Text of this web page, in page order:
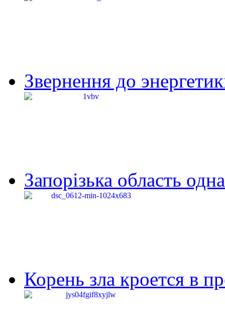
Звернення до
Запорізька область
Корень зла кроется в